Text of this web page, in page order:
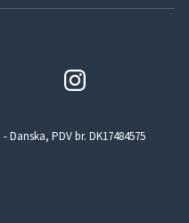
Danska, PDV br. DK17484575